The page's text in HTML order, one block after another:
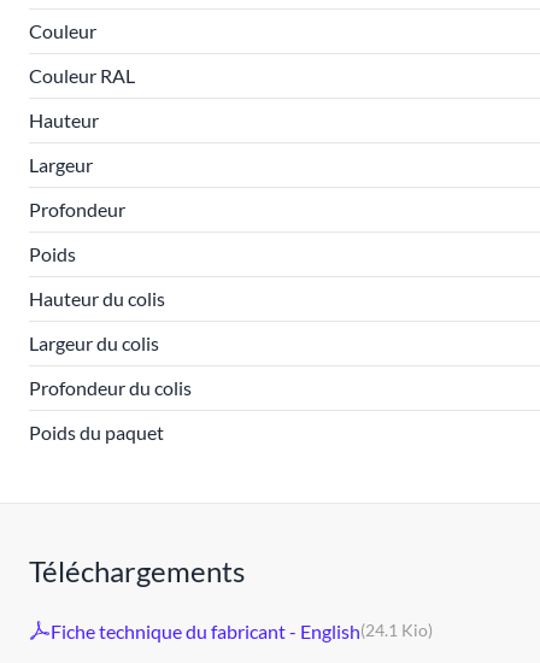
Couleur
Couleur RAL
Hauteur
Largeur
Profondeur
Poids
Hauteur du colis
Largeur du colis
Profondeur du colis
Poids du paquet
Téléchargements
Fiche technique du fabricant - English(24.1 Kio)